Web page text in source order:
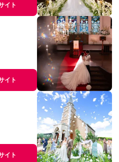
イト
イト
イト